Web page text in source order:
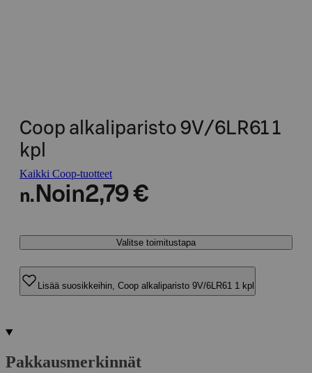
Coop alkaliparisto 9V/6LR61 1
kpl
Kaikki Coop-tuotteet
n. Noin2,79 €
Valitse toimitustapa
Lisää suosikkeihin, Coop alkaliparisto 9V/6LR61 1 kpl
Pakkausmerkinnät